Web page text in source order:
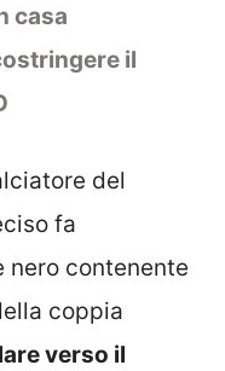
casa
il
del
fa
nero contenente
coppia
verso il